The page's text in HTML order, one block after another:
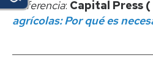
Referencia: Capital Press (
agrícolas: Por qué es